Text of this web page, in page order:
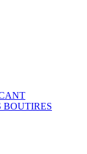
BOUTIRES